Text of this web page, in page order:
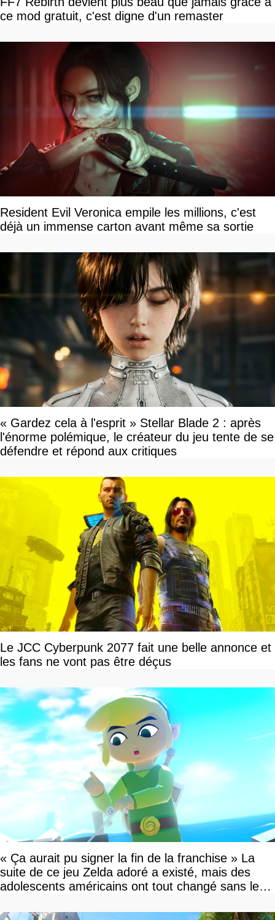
ce mod gratuit, c'est digne d'un remaster
Resident Evil Veronica empile les millions, c'est
déjà un immense carton avant même sa sortie
« Gardez cela à l'esprit » Stellar Blade 2 : après
l'énorme polémique, le créateur du jeu tente de se
défendre et répond aux critiques
Le JCC Cyberpunk 2077 fait une belle annonce et
les fans ne vont pas être déçus
« Ça aurait pu signer la fin de la franchise » La
suite de ce jeu Zelda adoré a existé, mais des
adolescents américains ont tout changé sans le